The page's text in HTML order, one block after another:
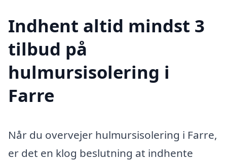
Indhent altid mindst 3
tilbud på
hulmursisolering i
Farre
Når du overvejer hulmursisolering i Farre,
er det en klog beslutning at indhente